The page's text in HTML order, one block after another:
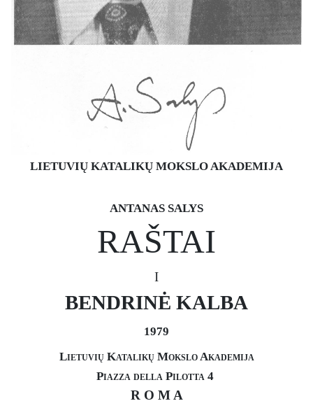
LIETUVIŲ KATALIKŲ MOKSLO AKADEMIJA
ANTANAS SALYS
RAŠTAI
I
BENDRINĖ KALBA
1979
Lietuvių Katalikų Mokslo Akademija
Piazza della Pilotta 4
R O M A